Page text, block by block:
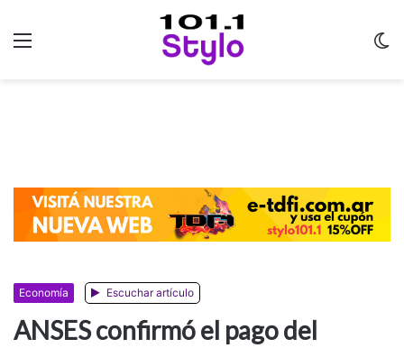
Economía Escuchar artículo
ANSES confirmó el pago del